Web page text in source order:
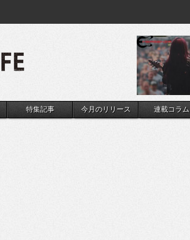
特集記事 今月のリリース 連載コラム